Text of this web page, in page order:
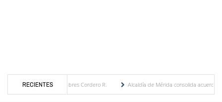
RECIENTES
María Eugenia Febres Cordero R.
Alcaldía de Mérida consolida acuerdos con